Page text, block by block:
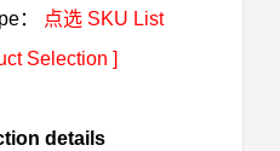
：
点选 SKU List
Selection ]
details